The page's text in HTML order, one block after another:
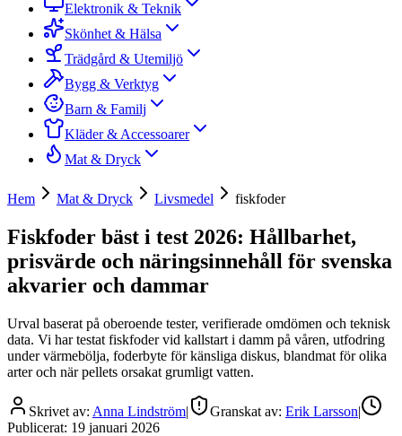
Elektronik & Teknik
Skönhet & Hälsa
Trädgård & Utemiljö
Bygg & Verktyg
Barn & Familj
Kläder & Accessoarer
Mat & Dryck
Hem Mat & Dryck Livsmedel fiskfoder
Fiskfoder bäst i test 2026: Hållbarhet,
prisvärde och näringsinnehåll för svenska
akvarier och dammar
Urval baserat på oberoende tester, verifierade omdömen och teknisk
data. Vi har testat fiskfoder vid kallstart i damm på våren, utfodring
under värmebölja, foderbyte för känsliga diskus, blandmat för olika
arter och när pellets orsakat grumligt vatten.
Skrivet av: Anna Lindström| Granskat av: Erik Larsson|
Publicerat: 19 januari 2026